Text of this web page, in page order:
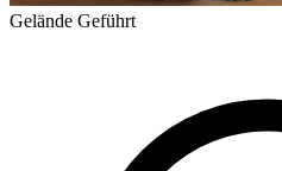
Gelände Geführt